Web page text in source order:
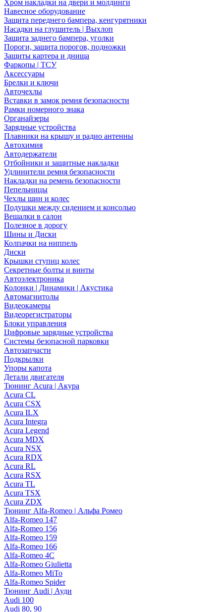
Хром накладки на двери и молдинги
Навесное оборудование
Защита переднего бампера, кенгурятники
Насадки на глушитель | Выхлоп
Защита заднего бампера, уголки
Пороги, защита порогов, подножки
Защиты картера и днища
Фаркопы | ТСУ
Аксессуары
Брелки и ключи
Авточехлы
Вставки в замок ремня безопасности
Рамки номерного знака
Органайзеры
Зарядные устройства
Плавники на крышу и радио антенны
Автохимия
Автодержатели
Отбойники и защитные накладки
Удлинители ремня безопасности
Накладки на ремень безопасности
Пепельницы
Чехлы шин и колес
Подушки между сидением и консолью
Вешалки в салон
Полезное в дорогу
Шины и Диски
Колпачки на ниппель
Диски
Крышки ступиц колес
Секретные болты и винты
Автоэлектроника
Колонки | Динамики | Акустика
Автомагнитолы
Видеокамеры
Видеорегистраторы
Блоки управления
Цифровые зарядные устройства
Системы безопасной парковки
Автозапчасти
Подкрылки
Упоры капота
Детали двигателя
Тюнинг Acura | Акура
Acura CL
Acura CSX
Acura ILX
Acura Integra
Acura Legend
Acura MDX
Acura NSX
Acura RDX
Acura RL
Acura RSX
Acura TL
Acura TSX
Acura ZDX
Тюнинг Alfa-Romeo | Альфа Ромео
Alfa-Romeo 147
Alfa-Romeo 156
Alfa-Romeo 159
Alfa-Romeo 166
Alfa-Romeo 4C
Alfa-Romeo Giulietta
Alfa-Romeo MiTo
Alfa-Romeo Spider
Тюнинг Audi | Ауди
Audi 100
Audi 80, 90